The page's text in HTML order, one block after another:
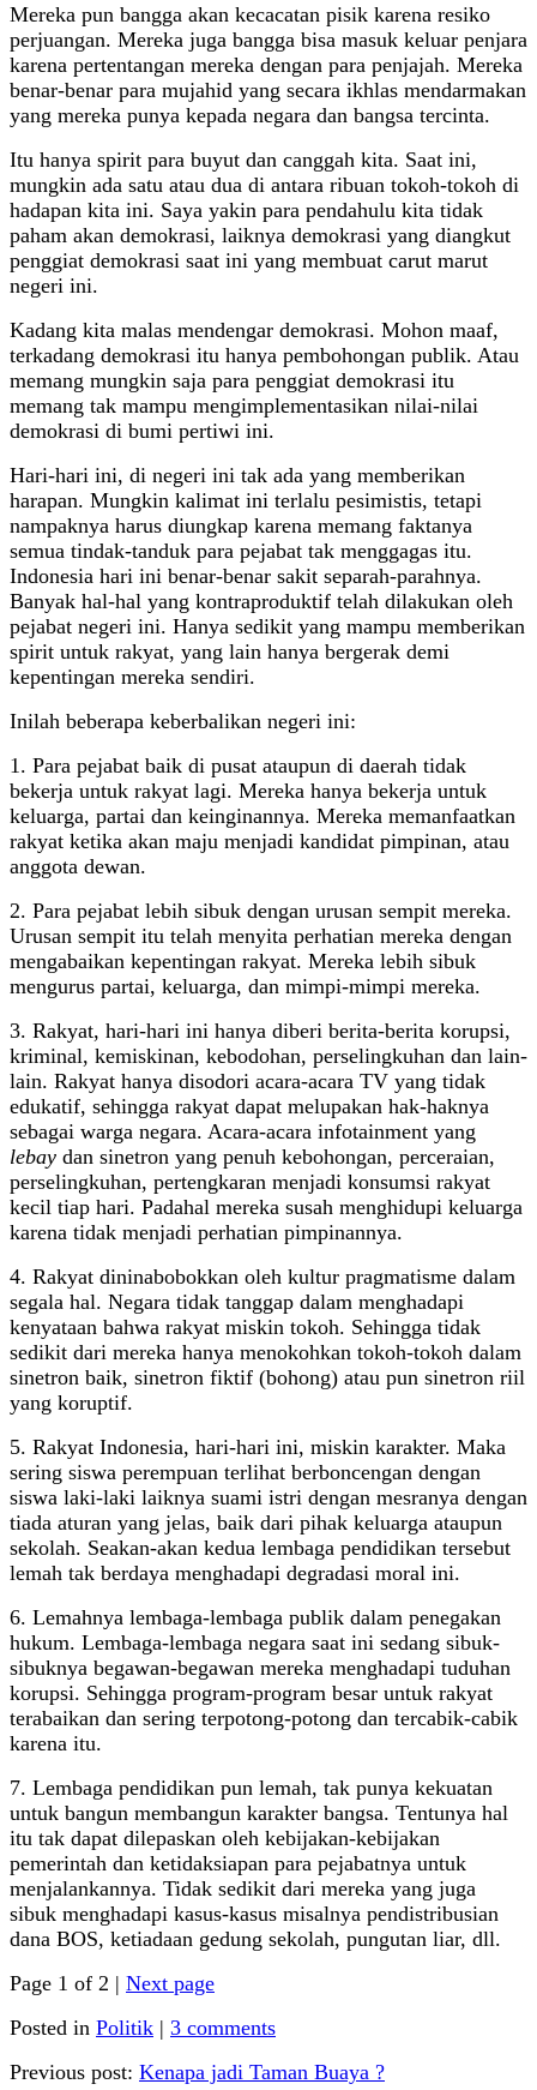
Mereka pun bangga akan kecacatan pisik karena resiko
perjuangan. Mereka juga bangga bisa masuk keluar penjara
karena pertentangan mereka dengan para penjajah. Mereka
benar-benar para mujahid yang secara ikhlas mendarmakan
yang mereka punya kepada negara dan bangsa tercinta.
Itu hanya spirit para buyut dan canggah kita. Saat ini,
mungkin ada satu atau dua di antara ribuan tokoh-tokoh di
hadapan kita ini. Saya yakin para pendahulu kita tidak
paham akan demokrasi, laiknya demokrasi yang diangkut
penggiat demokrasi saat ini yang membuat carut marut
negeri ini.
Kadang kita malas mendengar demokrasi. Mohon maaf,
terkadang demokrasi itu hanya pembohongan publik. Atau
memang mungkin saja para penggiat demokrasi itu
memang tak mampu mengimplementasikan nilai-nilai
demokrasi di bumi pertiwi ini.
Hari-hari ini, di negeri ini tak ada yang memberikan
harapan. Mungkin kalimat ini terlalu pesimistis, tetapi
nampaknya harus diungkap karena memang faktanya
semua tindak-tanduk para pejabat tak menggagas itu.
Indonesia hari ini benar-benar sakit separah-parahnya.
Banyak hal-hal yang kontraproduktif telah dilakukan oleh
pejabat negeri ini. Hanya sedikit yang mampu memberikan
spirit untuk rakyat, yang lain hanya bergerak demi
kepentingan mereka sendiri.
Inilah beberapa keberbalikan negeri ini:
1. Para pejabat baik di pusat ataupun di daerah tidak
bekerja untuk rakyat lagi. Mereka hanya bekerja untuk
keluarga, partai dan keinginannya. Mereka memanfaatkan
rakyat ketika akan maju menjadi kandidat pimpinan, atau
anggota dewan.
2. Para pejabat lebih sibuk dengan urusan sempit mereka.
Urusan sempit itu telah menyita perhatian mereka dengan
mengabaikan kepentingan rakyat. Mereka lebih sibuk
mengurus partai, keluarga, dan mimpi-mimpi mereka.
3. Rakyat, hari-hari ini hanya diberi berita-berita korupsi,
kriminal, kemiskinan, kebodohan, perselingkuhan dan lain-
lain. Rakyat hanya disodori acara-acara TV yang tidak
edukatif, sehingga rakyat dapat melupakan hak-haknya
sebagai warga negara. Acara-acara infotainment yang
lebay dan sinetron yang penuh kebohongan, perceraian,
perselingkuhan, pertengkaran menjadi konsumsi rakyat
kecil tiap hari. Padahal mereka susah menghidupi keluarga
karena tidak menjadi perhatian pimpinannya.
4. Rakyat dininabobokkan oleh kultur pragmatisme dalam
segala hal. Negara tidak tanggap dalam menghadapi
kenyataan bahwa rakyat miskin tokoh. Sehingga tidak
sedikit dari mereka hanya menokohkan tokoh-tokoh dalam
sinetron baik, sinetron fiktif (bohong) atau pun sinetron riil
yang koruptif.
5. Rakyat Indonesia, hari-hari ini, miskin karakter. Maka
sering siswa perempuan terlihat berboncengan dengan
siswa laki-laki laiknya suami istri dengan mesranya dengan
tiada aturan yang jelas, baik dari pihak keluarga ataupun
sekolah. Seakan-akan kedua lembaga pendidikan tersebut
lemah tak berdaya menghadapi degradasi moral ini.
6. Lemahnya lembaga-lembaga publik dalam penegakan
hukum. Lembaga-lembaga negara saat ini sedang sibuk-
sibuknya begawan-begawan mereka menghadapi tuduhan
korupsi. Sehingga program-program besar untuk rakyat
terabaikan dan sering terpotong-potong dan tercabik-cabik
karena itu.
7. Lembaga pendidikan pun lemah, tak punya kekuatan
untuk bangun membangun karakter bangsa. Tentunya hal
itu tak dapat dilepaskan oleh kebijakan-kebijakan
pemerintah dan ketidaksiapan para pejabatnya untuk
menjalankannya. Tidak sedikit dari mereka yang juga
sibuk menghadapi kasus-kasus misalnya pendistribusian
dana BOS, ketiadaan gedung sekolah, pungutan liar, dll.
Page 1 of 2 | Next page
Posted in Politik | 3 comments
Previous post: Kenapa jadi Taman Buaya ?